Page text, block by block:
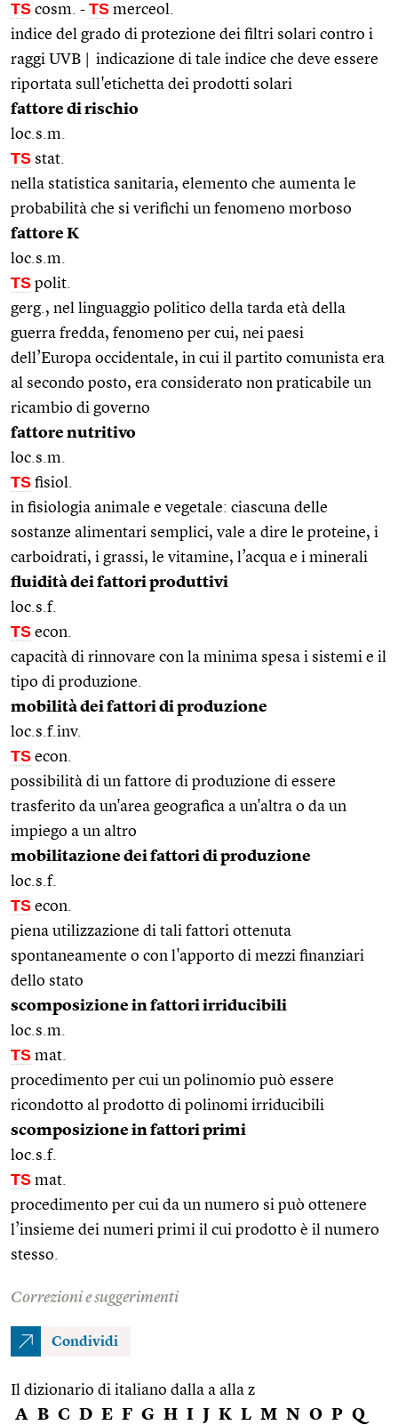
TS cosm. - TS merceol.
indice del grado di protezione dei filtri solari contro i
raggi UVB |
indicazione di tale indice che deve essere
riportata sull'etichetta dei prodotti solari
fattore di rischio
loc.s.m.
TS stat.
nella statistica sanitaria, elemento che aumenta le
probabilità che si verifichi un fenomeno morboso
fattore K
loc.s.m.
TS polit.
gerg., nel linguaggio politico della tarda età della
guerra fredda, fenomeno per cui, nei paesi
dell’Europa occidentale, in cui il partito comunista era
al secondo posto, era considerato non praticabile un
ricambio di governo
fattore nutritivo
loc.s.m.
TS fisiol.
in fisiologia animale e vegetale: ciascuna delle
sostanze alimentari semplici, vale a dire le proteine, i
carboidrati, i grassi, le vitamine, l’acqua e i minerali
fluidità dei fattori produttivi
loc.s.f.
TS econ.
capacità di rinnovare con la minima spesa i sistemi e il
tipo di produzione.
mobilità dei fattori di produzione
loc.s.f.inv.
TS econ.
possibilità di un fattore di produzione di essere
trasferito da un'area geografica a un'altra o da un
impiego a un altro
mobilitazione dei fattori di produzione
loc.s.f.
TS econ.
piena utilizzazione di tali fattori ottenuta
spontaneamente o con l'apporto di mezzi finanziari
dello stato
scomposizione in fattori irriducibili
loc.s.m.
TS mat.
procedimento per cui un polinomio può essere
ricondotto al prodotto di polinomi irriducibili
scomposizione in fattori primi
loc.s.f.
TS mat.
procedimento per cui da un numero si può ottenere
l’insieme dei numeri primi il cui prodotto è il numero
stesso.
Correzioni e suggerimenti
Condividi
Il dizionario di italiano dalla a alla z
A B C D E F G H I J K L M N O P Q